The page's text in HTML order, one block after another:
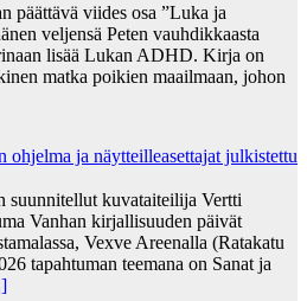
päättävä viides osa ”Luka ja
veljensä Peten vauhdikkaasta
lisää Lukan ADHD. Kirja on
matka poikien maailmaan, johon
ohjelma ja näytteilleasettajat julkistettu
suunnitellut kuvataiteilija Vertti
Vanhan kirjallisuuden päivät
Vexve Areenalla (Ratakatu
tapahtuman teemana on Sanat ja